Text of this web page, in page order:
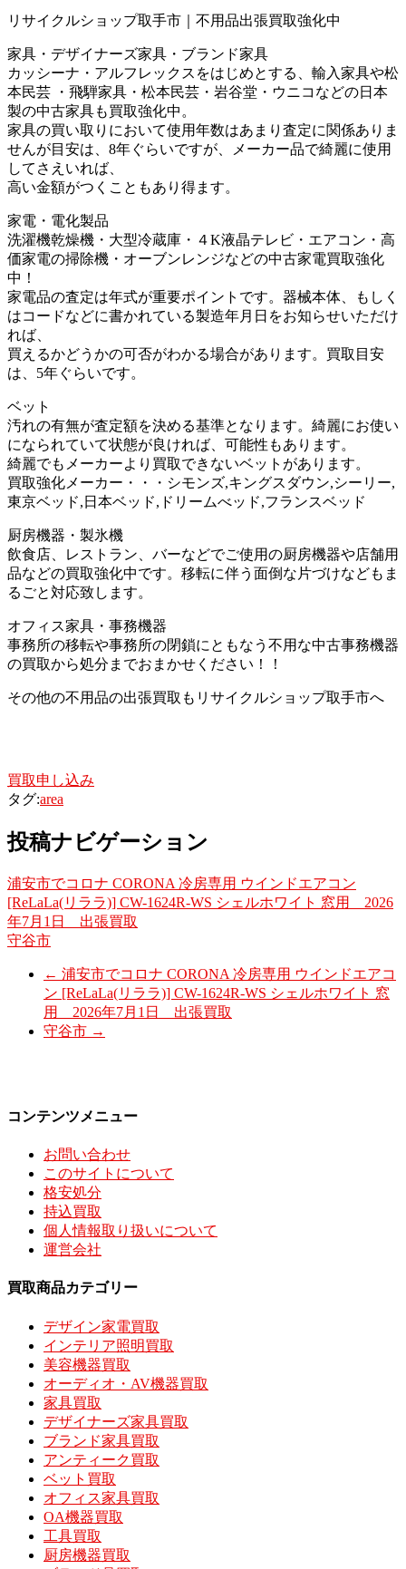
リサイクルショップ取手市｜不用品出張買取強化中
家具・デザイナーズ家具・ブランド家具
カッシーナ・アルフレックスをはじめとする、輸入家具や松
本民芸 ・飛騨家具・松本民芸・岩谷堂・ウニコなどの日本
製の中古家具も買取強化中。
家具の買い取りにおいて使用年数はあまり査定に関係ありま
せんが目安は、8年ぐらいですが、メーカー品で綺麗に使用
してさえいれば、
高い金額がつくこともあり得ます。
家電・電化製品
洗濯機乾燥機・大型冷蔵庫・４K液晶テレビ・エアコン・高
価家電の掃除機・オーブンレンジなどの中古家電買取強化
中！
家電品の査定は年式が重要ポイントです。器械本体、もしく
はコードなどに書かれている製造年月日をお知らせいただけ
れば、
買えるかどうかの可否がわかる場合があります。買取目安
は、5年ぐらいです。
ベット
汚れの有無が査定額を決める基準となります。綺麗にお使い
になられていて状態が良ければ、可能性もあります。
綺麗でもメーカーより買取できないベットがあります。
買取強化メーカー・・・シモンズ,キングスダウン,シーリー,
東京ベッド,日本ベッド,ドリームべッド,フランスベッド
厨房機器・製氷機
飲食店、レストラン、バーなどでご使用の厨房機器や店舗用
品などの買取強化中です。移転に伴う面倒な片づけなどもま
るごと対応致します。
オフィス家具・事務機器
事務所の移転や事務所の閉鎖にともなう不用な中古事務機器
の買取から処分までおまかせください！！
その他の不用品の出張買取もリサイクルショップ取手市へ
買取申し込み
タグ:area
投稿ナビゲーション
浦安市でコロナ CORONA 冷房専用 ウインドエアコン
[ReLaLa(リララ)] CW-1624R-WS シェルホワイト 窓用 2026
年7月1日 出張買取
守谷市
← 浦安市でコロナ CORONA 冷房専用 ウインドエアコ
ン [ReLaLa(リララ)] CW-1624R-WS シェルホワイト 窓
用 2026年7月1日 出張買取
守谷市 →
コンテンツメニュー
お問い合わせ
このサイトについて
格安処分
持込買取
個人情報取り扱いについて
運営会社
買取商品カテゴリー
デザイン家電買取
インテリア照明買取
美容機器買取
オーディオ・AV機器買取
家具買取
デザイナーズ家具買取
ブランド家具買取
アンティーク買取
ベット買取
オフィス家具買取
OA機器買取
工具買取
厨房機器買取